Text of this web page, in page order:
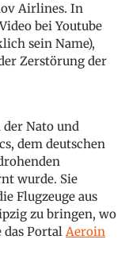
Airlines. In
bei Youtube
sein Name),
Zerstörung der
Nato und
dem deutschen
wurde. Sie
Flugzeuge aus
zu bringen, wo
Portal Aeroin